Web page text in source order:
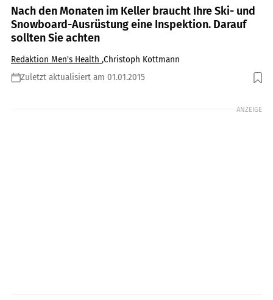
Nach den Monaten im Keller braucht Ihre Ski- und
Snowboard-Ausrüstung eine Inspektion. Darauf
sollten Sie achten
Redaktion Men's Health ,Christoph Kottmann
Zuletzt aktualisiert am 01.01.2015
Foto: Vladimir Daragan / Shutterstock.com
ANZEIGE